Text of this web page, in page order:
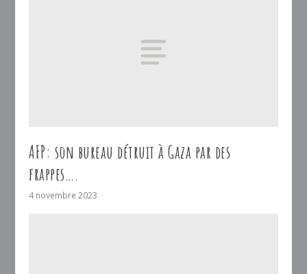
AFP: son bureau détruit à Gaza par des
frappes….
4 novembre 2023